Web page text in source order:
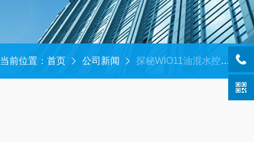
当前位置： 首页 公司新闻 探秘WIO11油混水控制器的工作原理与技术优势